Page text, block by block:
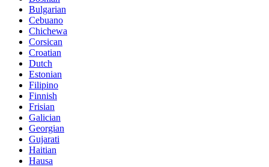
Bulgarian
Cebuano
Chichewa
Corsican
Croatian
Dutch
Estonian
Filipino
Finnish
Frisian
Galician
Georgian
Gujarati
Haitian
Hausa